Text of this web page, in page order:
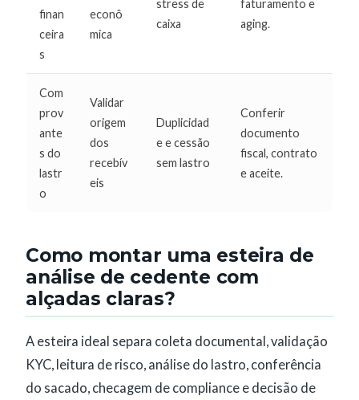
finan
ceira
s
econô
mica
stress de
caixa
faturamento e
aging.
Com
prov
ante
s do
lastr
o
Validar
origem
dos
recebív
eis
Duplicidad
e e cessão
sem lastro
Conferir
documento
fiscal, contrato
e aceite.
Como montar uma esteira de
análise de cedente com
alçadas claras?
A esteira ideal separa coleta documental, validação
KYC, leitura de risco, análise do lastro, conferência
do sacado, checagem de compliance e decisão de